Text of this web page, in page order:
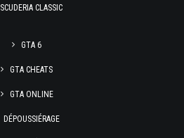
SCUDERIA CLASSIC
GTA 6
GTA CHEATS
GTA ONLINE
DÉPOUSSIÉRAGE